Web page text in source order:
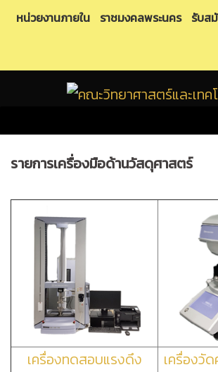
Skipหน่วยงานภายใน ราชมงคลพระนคร รับส
รายการเครื่องมือด้านวัสดุศาสตร์
เครื่องทดสอบแรงดึง
เครื่องวั